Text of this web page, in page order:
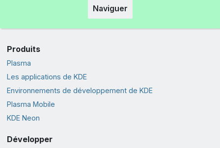
Naviguer
Produits
Plasma
Les applications de KDE
Environnements de développement de KDE
Plasma Mobile
KDE Neon
Développer